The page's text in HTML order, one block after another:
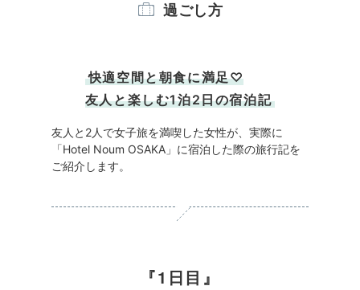
過ごし方
快適空間と朝食に満足♡
友人と楽しむ1泊2日の宿泊記
友人と2人で女子旅を満喫した女性が、実際に
「Hotel Noum OSAKA」に宿泊した際の旅行記を
ご紹介します。
1日目